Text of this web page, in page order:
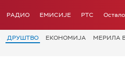
РАДИО ЕМИСИЈЕ РТС Остало
ДРУШТВО ЕКОНОМИЈА МЕРИЛА